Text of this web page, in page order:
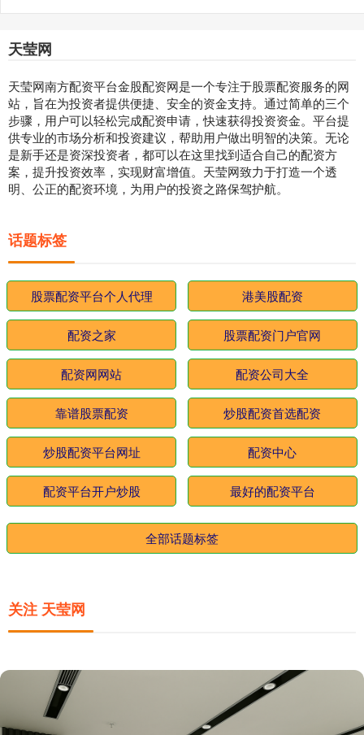
天莹网
天莹网南方配资平台金股配资网是一个专注于股票配资服务的网
站，旨在为投资者提供便捷、安全的资金支持。通过简单的三个
步骤，用户可以轻松完成配资申请，快速获得投资资金。平台提
供专业的市场分析和投资建议，帮助用户做出明智的决策。无论
是新手还是资深投资者，都可以在这里找到适合自己的配资方
案，提升投资效率，实现财富增值。天莹网致力于打造一个透
明、公正的配资环境，为用户的投资之路保驾护航。
话题标签
股票配资平台个人代理 港美股配资
配资之家 股票配资门户官网
配资网网站 配资公司大全
靠谱股票配资 炒股配资首选配资
炒股配资平台网址 配资中心
配资平台开户炒股 最好的配资平台
全部话题标签
关注 天莹网